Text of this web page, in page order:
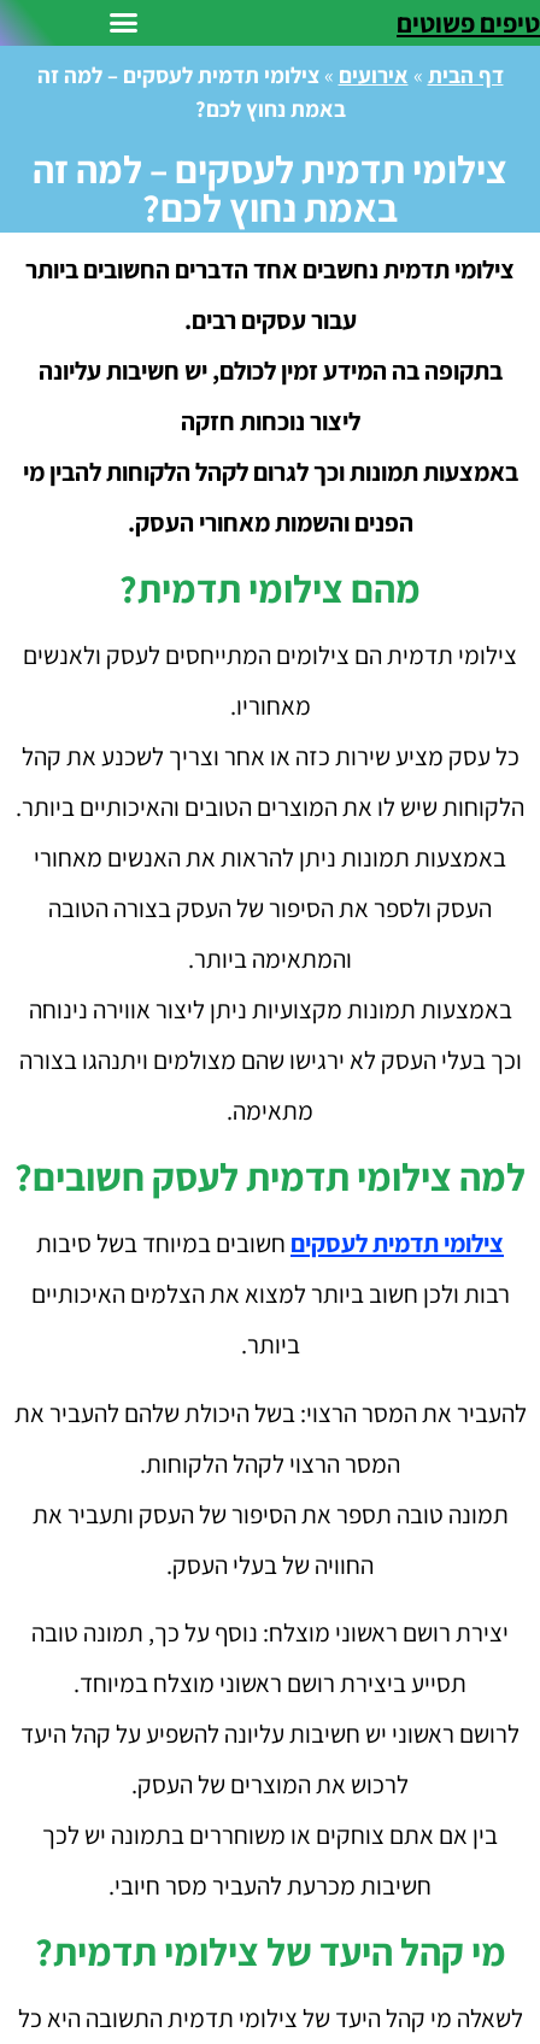
טיפים פשוטים
דף הבית » אירועים »צילומי תדמית לעסקים – למה זה
באמת נחוץ לכם?
צילומי תדמית לעסקים – למה זה
באמת נחוץ לכם?
צילומי תדמית נחשבים אחד הדברים החשובים ביותר
עבור עסקים רבים.
בתקופה בה המידע זמין לכולם, יש חשיבות עליונה
ליצור נוכחות חזקה
באמצעות תמונות וכך לגרום לקהל הלקוחות להבין מי
הפנים והשמות מאחורי העסק.
מהם צילומי תדמית?
צילומי תדמית הם צילומים המתייחסים לעסק ולאנשים
מאחוריו.
כל עסק מציע שירות כזה או אחר וצריך לשכנע את קהל
הלקוחות שיש לו את המוצרים הטובים והאיכותיים ביותר.
באמצעות תמונות ניתן להראות את האנשים מאחורי
העסק ולספר את הסיפור של העסק בצורה הטובה
והמתאימה ביותר.
באמצעות תמונות מקצועיות ניתן ליצור אווירה נינוחה
וכך בעלי העסק לא ירגישו שהם מצולמים ויתנהגו בצורה
מתאימה.
למה צילומי תדמית לעסק חשובים?
צילומי תדמית לעסקים חשובים במיוחד בשל סיבות
רבות ולכן חשוב ביותר למצוא את הצלמים האיכותיים
ביותר.
להעביר את המסר הרצוי: בשל היכולת שלהם להעביר את
המסר הרצוי לקהל הלקוחות.
תמונה טובה תספר את הסיפור של העסק ותעביר את
החוויה של בעלי העסק.
יצירת רושם ראשוני מוצלח: נוסף על כך, תמונה טובה
תסייע ביצירת רושם ראשוני מוצלח במיוחד.
לרושם ראשוני יש חשיבות עליונה להשפיע על קהל היעד
לרכוש את המוצרים של העסק.
בין אם אתם צוחקים או משוחררים בתמונה יש לכך
חשיבות מכרעת להעביר מסר חיובי.
מי קהל היעד של צילומי תדמית?
לשאלה מי קהל היעד של צילומי תדמית התשובה היא כל